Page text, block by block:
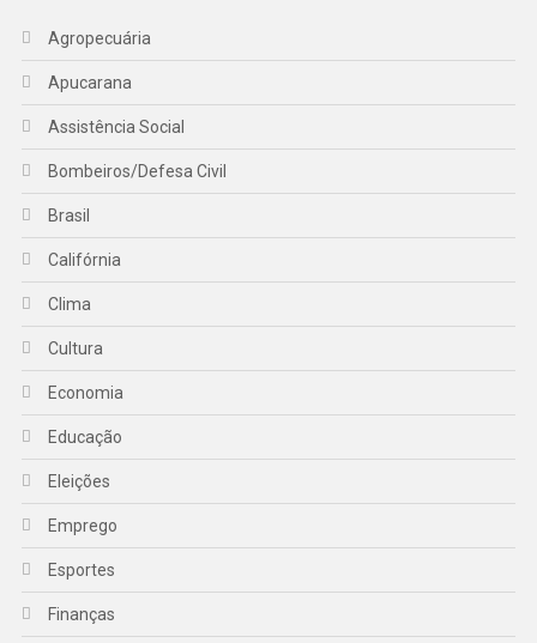
Agropecuária
Apucarana
Assistência Social
Bombeiros/Defesa Civil
Brasil
Califórnia
Clima
Cultura
Economia
Educação
Eleições
Emprego
Esportes
Finanças